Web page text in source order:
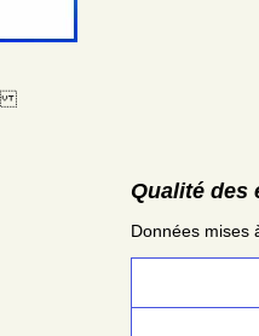
Qualité des
Données mises